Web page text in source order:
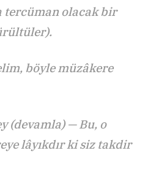
olacak bir
böyle müzâkere
(devamla) — Bu, o
lâyıkdır ki siz takdir